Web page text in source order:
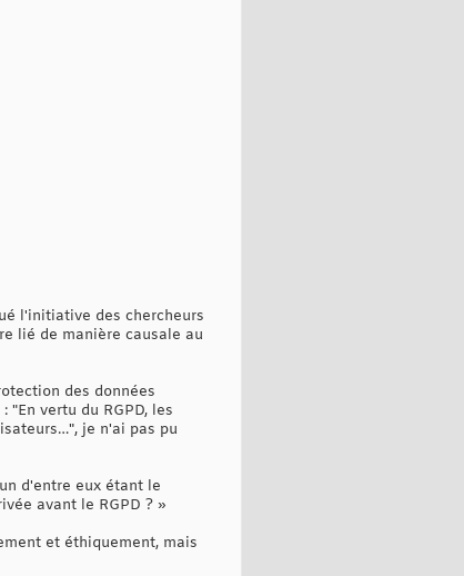
l'initiative des chercheurs
lié de manière causale au
des données
vertu du RGPD, les
je n'ai pas pu
d'entre eux étant le
avant le RGPD ? »
et éthiquement, mais